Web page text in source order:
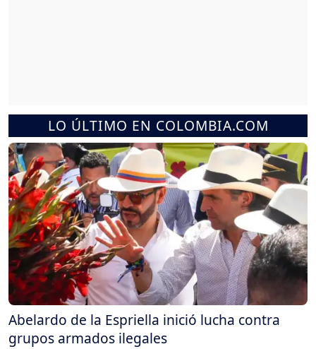
LO ÚLTIMO EN COLOMBIA.COM
Abelardo de la Espriella inició lucha contra
grupos armados ilegales